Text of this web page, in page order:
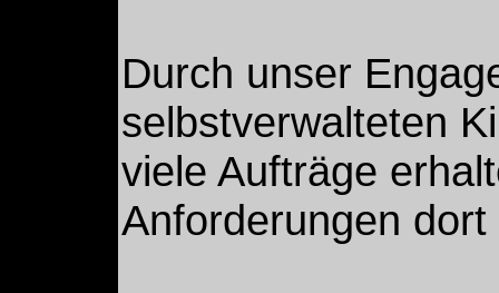
Durch unser
selbstverwalteten
viele Aufträge
Anforderungen